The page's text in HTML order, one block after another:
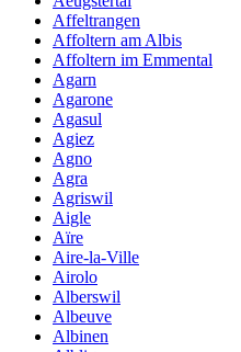
Affeltrangen
Affoltern am Albis
Affoltern im Emmental
Agarn
Agarone
Agasul
Agiez
Agno
Agra
Agriswil
Aigle
Aïre
Aire-la-Ville
Airolo
Alberswil
Albeuve
Albinen